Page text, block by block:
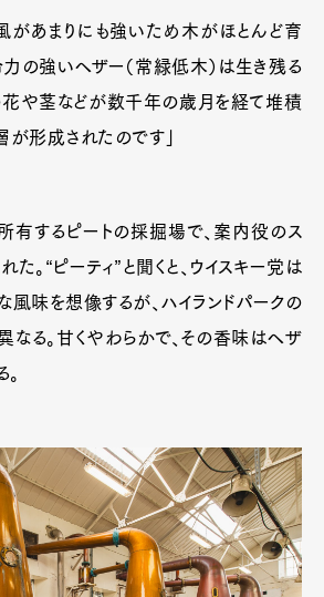
風があまりにも強いため木がほとんど育
力の強いヘザー（常緑低木）は生き残る
花や茎などが数千年の歳月を経て堆積
が形成されたのです」
有するピートの採掘場で、案内役のス
た。“ピーティ”と聞くと、ウイスキー党は
な風味を想像するが、ハイランドパークの
なる。甘くやわらかで、その香味はヘザ